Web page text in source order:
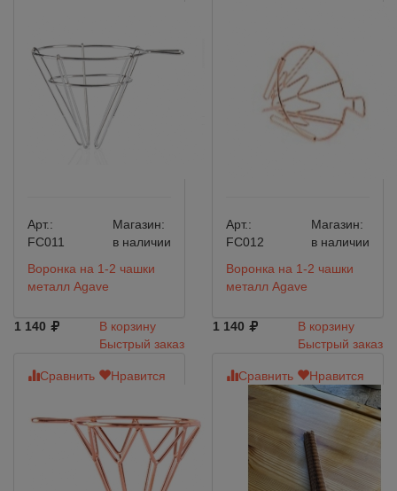
Арт.:
FC011
Магазин:
в наличии
Воронка на 1-2 чашки
металл Agave
1 140
В корзину
Быстрый заказ
Арт.:
FC012
Магазин:
в наличии
Воронка на 1-2 чашки
металл Agave
1 140
В корзину
Быстрый заказ
Сравнить Нравится Сравнить Нравится